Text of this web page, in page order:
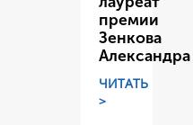
премии
Зенкова
Александра
ЧИТАТЬ
>